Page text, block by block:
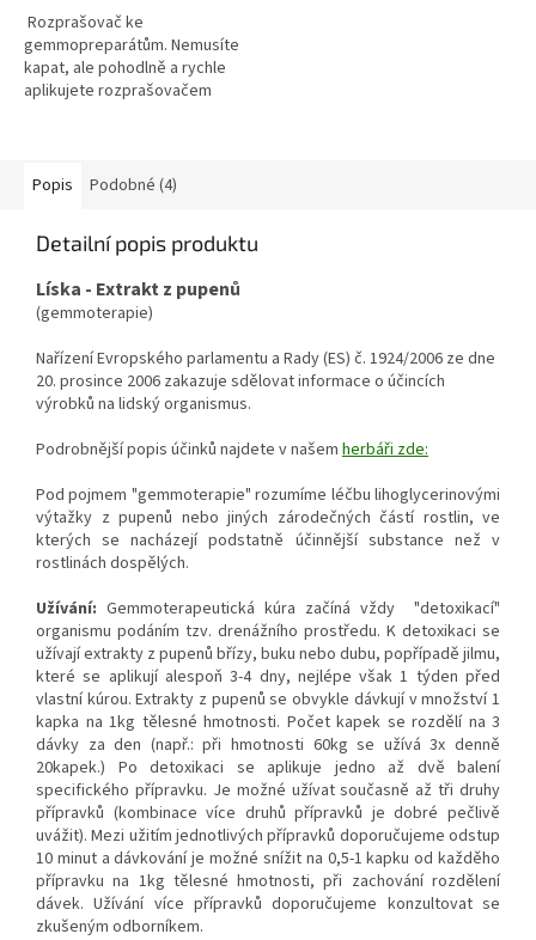
Rozprašovač ke
gemmopreparátům. Nemusíte
kapat, ale pohodlně a rychle
aplikujete rozprašovačem
Popis Podobné (4)
Detailní popis produktu
Líska - Extrakt z pupenů
(gemmoterapie)
Nařízení Evropského parlamentu a Rady (ES) č. 1924/2006 ze dne
20. prosince 2006 zakazuje sdělovat informace o účincích
výrobků na lidský organismus.
Podrobnější popis účinků najdete v našem herbáři zde:
Pod pojmem "gemmoterapie" rozumíme léčbu lihoglycerinovými
výtažky z pupenů nebo jiných zárodečných částí rostlin, ve
kterých se nacházejí podstatně účinnější substance než v
rostlinách dospělých.
Užívání: Gemmoterapeutická kúra začíná vždy "detoxikací"
organismu podáním tzv. drenážního prostředu. K detoxikaci se
užívají extrakty z pupenů břízy, buku nebo dubu, popřípadě jilmu,
které se aplikují alespoň 3-4 dny, nejlépe však 1 týden před
vlastní kúrou. Extrakty z pupenů se obvykle dávkují v množství 1
kapka na 1kg tělesné hmotnosti. Počet kapek se rozdělí na 3
dávky za den (např.: při hmotnosti 60kg se užívá 3x denně
20kapek.) Po detoxikaci se aplikuje jedno až dvě balení
specifického přípravku. Je možné užívat současně až tři druhy
přípravků (kombinace více druhů přípravků je dobré pečlivě
uvážit). Mezi užitím jednotlivých přípravků doporučujeme odstup
10 minut a dávkování je možné snížit na 0,5-1 kapku od každěho
přípravku na 1kg tělesné hmotnosti, při zachování rozdělení
dávek. Užívání více přípravků doporučujeme konzultovat se
zkušeným odborníkem.